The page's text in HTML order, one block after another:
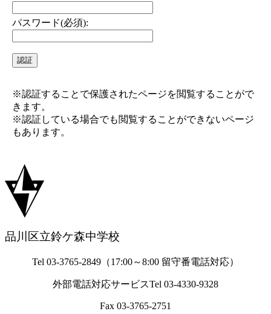
パスワード(必須):
※認証することで保護されたページを閲覧することがで
きます。
※認証している場合でも閲覧することができないページ
もあります。
品川区立鈴ケ森中学校
Tel 03-3765-2849（17:00～8:00 留守番電話対応）
外部電話対応サービスTel 03-4330-9328
Fax 03-3765-2751